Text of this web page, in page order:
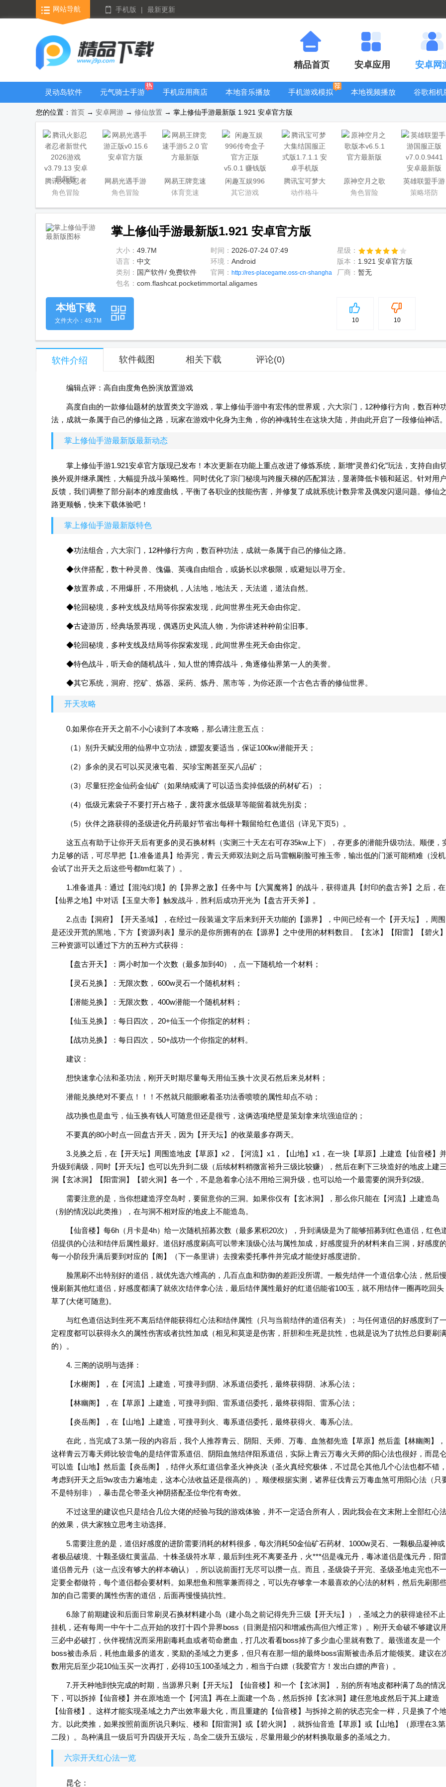
网站导航 手机版 | 最新更新
精品首页 安卓应用 安卓网
灵动岛软件
元气骑士手游
手机应用商店
本地音乐播放
手机游戏模拟
本地视频播放
谷歌相机
您的位置： 首页 → 安卓网游 → 修仙放置 → 掌上修仙手游最新版 1.921 安卓官方版
腾讯火影忍者
忍者新世代
角色冒险
网易光遇手游
正版
角色冒险
网易王牌竞速
手游
体育竞速
闲趣互娱996
传奇盒子官方
其它游戏
腾讯宝可梦大
集结国服正式
动作格斗
原神空月之歌
版本
角色冒险
英雄联盟手游
国服正版
策略塔防
掌上修仙手游最新版1.921 安卓官方版
大小： 49.7M 时间： 2026-07-24 07:49
星级：
语言： 中文 环境： Android 版本： 1.921 安卓官方版
类别： 国产软件/ 免费软件 官网： http://res-placegame.oss-cn-shanghai.ali厂商： 暂无
包名： com.flashcat.pocketimmortal.aligames
5
10 10
本地下载
文件大小：49.7M
软件介绍 软件截图 相关下载 评论(0)
编辑点评：高自由度角色扮演放置游戏
高度自由的一款修仙题材的放置类文字游戏，掌上修仙手游中有宏伟的世界观，六大宗门，12种修行方向，数百种
法，成就一条属于自己的修仙之路，玩家在游戏中化身为主角，你的神魂转生在这块大陆，并由此开启了一段修仙神话。
掌上修仙手游最新版最新动态
掌上修仙手游1.921安卓官方版现已发布！本次更新在功能上重点改进了修炼系统，新增“灵兽幻化”玩法，支持自由
换外观并继承属性，大幅提升战斗策略性。同时优化了宗门秘境与跨服天梯的匹配算法，显著降低卡顿和延迟。针对用户
反馈，我们调整了部分副本的难度曲线，平衡了各职业的技能伤害，并修复了成就系统计数异常及偶发闪退问题。修仙之
路更顺畅，快来下载体验吧！
掌上修仙手游最新版特色
◆功法组合，六大宗门，12种修行方向，数百种功法，成就一条属于自己的修仙之路。
◆伙伴搭配，数十种灵兽、傀儡、英魂自由组合，或扬长以求极限，或避短以寻万全。
◆放置养成，不用爆肝，不用烧机，人法地，地法天，天法道，道法自然。
◆轮回秘境，多种支线及结局等你探索发现，此间世界生死天命由你定。
◆古迹游历，经典场景再现，偶遇历史风流人物，为你讲述种种前尘旧事。
◆轮回秘境，多种支线及结局等你探索发现，此间世界生死天命由你定。
◆特色战斗，听天命的随机战斗，知人世的博弈战斗，角逐修仙界第一人的美誉。
◆其它系统，洞府、挖矿、炼器、采药、炼丹、黑市等，为你还原一个古色古香的修仙世界。
开天攻略
0.如果你在开天之前不小心读到了本攻略，那么请注意五点：
（1）别升天赋没用的仙界中立功法，嫖盟友要适当，保证100kw潜能开天；
（2）多余的灵石可以买灵液屯着、买珍宝阁甚至买八品矿；
（3）尽量狂挖金仙药金仙矿（如果纳戒满了可以适当卖掉低级的药材矿石）；
（4）低级元素袋子不要打开占格子，废符废水低级草等能留着就先别卖；
（5）伙伴之路获得的圣级进化丹药最好节省出每样十颗留给红色道侣（详见下页5）。
这五点有助于让你开天后有更多的灵石换材料（实测三十天左右可存35kw上下），存更多的潜能升级功法。顺便，
力足够的话，可尽早把【1.准备道具】给弄完，青云天师双法则之后马雷帼刷脸可推玉帝，输出低的门派可能稍难（没机
会试了出开天之后这些号都tm红装了）。
1.准备道具：通过【混沌幻境】的【异界之敌】任务中与【六翼魔将】的战斗，获得道具【封印的盘古斧】之后，在
【仙界之地】中对话【玉皇大帝】触发战斗，胜利后成功开光为【盘古开天斧】。
2.点击【洞府】【开天圣域】，在经过一段装逼文字后来到开天功能的【源界】，中间已经有一个【开天坛】，周围
是还没开荒的黑地，下方【资源列表】显示的是你所拥有的在【源界】之中使用的材料数目。【玄冰】【阳雷】【碧火】
三种资源可以通过下方的五种方式获得：
【盘古开天】：两小时加一个次数（最多加到40），点一下随机给一个材料；
【灵石兑换】：无限次数， 600w灵石一个随机材料；
【潜能兑换】：无限次数， 400w潜能一个随机材料；
【仙玉兑换】：每日四次， 20+仙玉一个你指定的材料；
【战功兑换】：每日四次， 50+战功一个你指定的材料。
建议：
想快速拿心法和圣功法，刚开天时期尽量每天用仙玉换十次灵石然后来兑材料；
潜能兑换绝对不要点！！！不然就只能眼瞅着圣功法香喷喷的属性却点不动；
战功换也是血亏，仙玉换有钱人可随意但还是很亏，这俩选项绝壁是策划拿来坑强迫症的；
不要真的80小时点一回盘古开天，因为【开天坛】的收菜最多存两天。
3.兑换之后，在【开天坛】周围造地皮【草原】x2，【河流】x1，【山地】x1，在一块【草原】上建造【仙音楼】
升级到满级，同时【开天坛】也可以先升到二级（后续材料稍微富裕升三级比较赚），然后在剩下三块造好的地皮上建三
洞【玄冰洞】【阳雷洞】【碧火洞】各一个，不是急着拿心法不用给三洞升级，也可以给一个最需要的洞升到2级。
需要注意的是，当你想建造浮空岛时，要留意你的三洞。如果你仅有【玄冰洞】，那么你只能在【河流】上建造岛
（别的情况以此类推），在与洞不相对应的地皮上不能造岛。
【仙音楼】每6h（月卡是4h）给一次随机招募次数（最多累积20次），升到满级是为了能够招募到红色道侣，红色
侣提供的心法和结伴后属性最好。道侣好感度刷高可以带来顶级心法与属性加成，好感度提升的材料来自三洞，好感度的
每一小阶段升满后要到对应的【阁】（下一条里讲）去搜索委托事件并完成才能使好感度进阶。
脸黑刷不出特别好的道侣，就优先选六维高的，几百点血和防御的差距没所谓。一般先结伴一个道侣拿心法，然后慢
慢刷新其他红道侣，好感度都满了就依次结伴拿心法，最后结伴属性最好的红道侣能省100玉，就不用结伴一圈再吃回头
草了(大佬可随意)。
与红色道侣达到生死不离后结伴能获得红心法和结伴属性（只与当前结伴的道侣有关）；与任何道侣的好感度到了一
定程度都可以获得永久的属性伤害或者抗性加成（相见和莫逆是伤害，肝胆和生死是抗性，也就是说为了抗性总归要刷
的）。
4. 三阁的说明与选择：
【水榭阁】，在【河流】上建造，可搜寻到阴、冰系道侣委托，最终获得阴、冰系心法；
【林幽阁】，在【草原】上建造，可搜寻到阳、雷系道侣委托，最终获得阳、雷系心法；
【炎岳阁】，在【山地】上建造，可搜寻到火、毒系道侣委托，最终获得火、毒系心法。
在此，当完成了3.第一段的内容后，我个人推荐青云、阴阳、天师、万毒、血煞都先造【草原】然后盖【林幽阁】，
这样青云万毒天师比较尝龟的是结伴雷系道侣、阴阳血煞结伴阳系道侣，实际上青云万毒火天师的阳心法也很好，而昆仑
可以造【山地】然后盖【炎岳阁】，结伴火系红道侣拿圣火神炎决（圣火真经究极体，不过昆仑其他几个心法也都不错，
考虑到开天之后9w攻击力遍地走，这本心法收益还是很高的）。顺便根据实测，诸界征伐青云万毒血煞可用阳心法（只
不是特别非），暴击昆仑带圣火神阴搭配圣位华佗有奇效。
不过这里的建议也只是结合几位大佬的经验与我的游戏体验，并不一定适合所有人，因此我会在文末附上全部红心
的效果，供大家独立思考主动选择。
5.需要注意的是，道侣好感度的进阶需要消耗的材料很多，每次消耗50金仙矿石药材、1000w灵石、一颗极品凝神或
者极品破境、十颗圣级红黄蓝晶、十株圣级符水草，最后到生死不离要圣丹，火***侣是魂元丹，毒冰道侣是傀元丹，阳
道侣兽元丹（这一点没有够大的样本确认），所以说前面打无尽可以攒一点。而且，圣级袋子开完、圣级圣地走完也不一
定要全都做符，每个道侣都会要材料。如果想鱼和熊掌兼而得之，可以先存够拿一本最喜欢的心法的材料，然后先刷那
加的自己需要的属性伤害的道侣，后面再慢慢搞抗性。
6.除了前期建设和后面日常刷灵石换材料建小岛（建小岛之前记得先升三级【开天坛】），圣域之力的获得途径不止
挂机，还有每周一中午十二点开始的攻打十四个异界boss（目测是招闪和增减伤高但六维正常）。刚开天命破不够建议
三必中必破打，伙伴视情况而采用剧毒耗血或者苟命磨血，打几次看看boss掉了多少血心里就有数了。最强道友是一个
boss被击杀后，耗他血最多的道友，奖励的圣域之力更多，但只有在那一组的最终boss宙斯被击杀后才能领奖。建议在
数用完后至少花10仙玉买一次再打，必得10玉100圣域之力，相当于白嫖（我爱官方！发出白嫖的声音）。
7.开天种地到快完成的时期，当源界只剩【开天坛】【仙音楼】和一个【玄冰洞】，别的所有地皮都种满了岛的情况
下，可以拆掉【仙音楼】并在原地造一个【河流】再在上面建一个岛，然后拆掉【玄冰洞】建任意地皮然后于其上建造
【仙音楼】。这样才能实现圣域之力产出效率最大化，而且重建的【仙音楼】与拆掉之前的状态完全一样，只是换了个
方。以此类推，如果按照前面所说只剩坛、楼和【阳雷洞】或【碧火洞】，就拆仙音造【草原】或【山地】（原理在3.第
二段）。岛种满且一级后可升四级开天坛，岛全二级升五级坛，尽量用最少的材料换取最多的圣域之力。
六宗开天红心法一览
昆仑：